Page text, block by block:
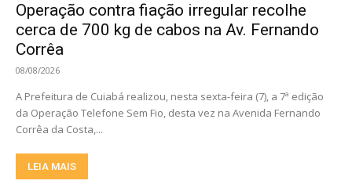
Operação contra fiação irregular recolhe
cerca de 700 kg de cabos na Av. Fernando
Corrêa
08/08/2026
A Prefeitura de Cuiabá realizou, nesta sexta-feira (7), a 7ª edição
da Operação Telefone Sem Fio, desta vez na Avenida Fernando
Corrêa da Costa,...
LEIA MAIS